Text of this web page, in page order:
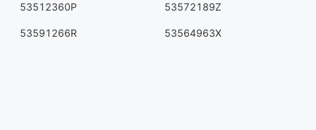
53512360P 53572189Z
53591266R 53564963X